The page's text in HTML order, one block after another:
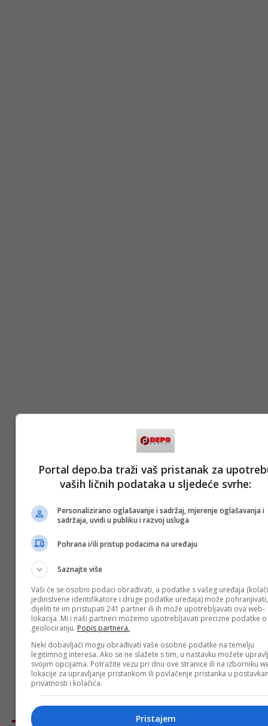
Portal depo.ba traži vaš pristanak za
vaših ličnih podataka u sljedeće svrhe:
Personalizirano oglašavanje i sadržaj, mjerenje oglašavanja i
sadržaja, uvidi u publiku i razvoj usluga
Pohrana i/ili pristup podacima na uređaju
Saznajte više
Vaši će se osobni podaci obrađivati, a podatke s vašeg uređaja
jedinstvene identifikatore i druge podatke uređaja) može pohranjivati,
dijeliti te im pristupati 241 partner ili ih može upotrebljavati ova web-
lokacija. Mi i naši partneri možemo upotrebljavati precizne podatke o
geolociranju. Popis partnera.
Neki dobavljači mogu obrađivati vaše osobne podatke na temelju
legitimnog interesa. Ako se ne slažete s tim, u nastavku možete
svojim opcijama. Potražite vezu pri dnu ove stranice ili na izborniku
lokacije za upravljanje pristankom ili povlačenje pristanka u
privatnosti i kolačića.
Pristajem